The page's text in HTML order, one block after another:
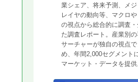
業シェア、将来予測、メ
レイヤの動向等、マクロや
の視点から総合的に調査・
た調査レポート。産業別の
サーチャーが独自の視点で
め、年間2,000セグメント
マーケット・データを提供